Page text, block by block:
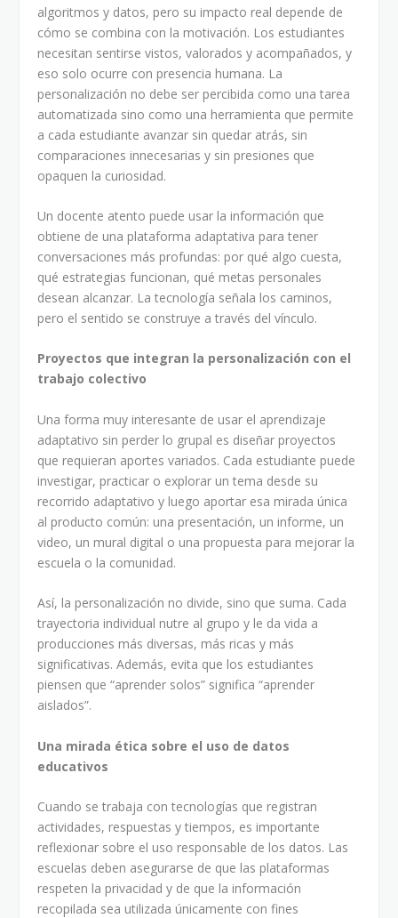
algoritmos y datos, pero su impacto real depende de
cómo se combina con la motivación. Los estudiantes
necesitan sentirse vistos, valorados y acompañados, y
eso solo ocurre con presencia humana. La
personalización no debe ser percibida como una tarea
automatizada sino como una herramienta que permite
a cada estudiante avanzar sin quedar atrás, sin
comparaciones innecesarias y sin presiones que
opaquen la curiosidad.
Un docente atento puede usar la información que
obtiene de una plataforma adaptativa para tener
conversaciones más profundas: por qué algo cuesta,
qué estrategias funcionan, qué metas personales
desean alcanzar. La tecnología señala los caminos,
pero el sentido se construye a través del vínculo.
Proyectos que integran la personalización con el
trabajo colectivo
Una forma muy interesante de usar el aprendizaje
adaptativo sin perder lo grupal es diseñar proyectos
que requieran aportes variados. Cada estudiante puede
investigar, practicar o explorar un tema desde su
recorrido adaptativo y luego aportar esa mirada única
al producto común: una presentación, un informe, un
video, un mural digital o una propuesta para mejorar la
escuela o la comunidad.
Así, la personalización no divide, sino que suma. Cada
trayectoria individual nutre al grupo y le da vida a
producciones más diversas, más ricas y más
significativas. Además, evita que los estudiantes
piensen que “aprender solos” significa “aprender
aislados”.
Una mirada ética sobre el uso de datos
educativos
Cuando se trabaja con tecnologías que registran
actividades, respuestas y tiempos, es importante
reflexionar sobre el uso responsable de los datos. Las
escuelas deben asegurarse de que las plataformas
respeten la privacidad y de que la información
recopilada sea utilizada únicamente con fines